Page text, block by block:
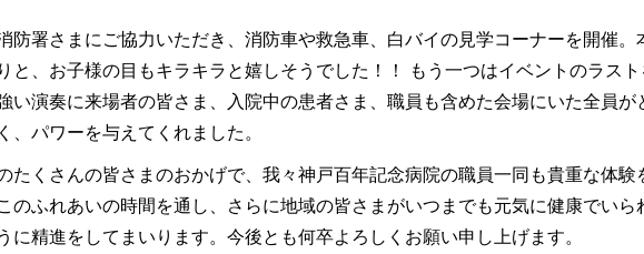
防署さまにご協力いただき、消防車や救急車、白バイの見学コーナーを開催。
と、お子様の目もキラキラと嬉しそうでした！！ もう一つはイベントのラス
い演奏に来場者の皆さま、入院中の患者さま、職員も含めた会場にいた全員が
パワーを与えてくれました。
たくさんの皆さまのおかげで、我々神戸百年記念病院の職員一同も貴重な体験
のふれあいの時間を通し、さらに地域の皆さまがいつまでも元気に健康でいら
精進をしてまいります。今後とも何卒よろしくお願い申し上げます。